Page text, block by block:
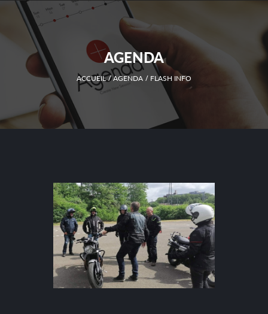
AGENDA
ACCUEIL AGENDA FLASH INFO